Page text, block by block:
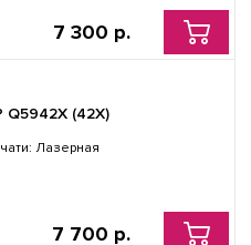
7 300 р.
Q5942X (42X)
Лазерная
7 700 р.